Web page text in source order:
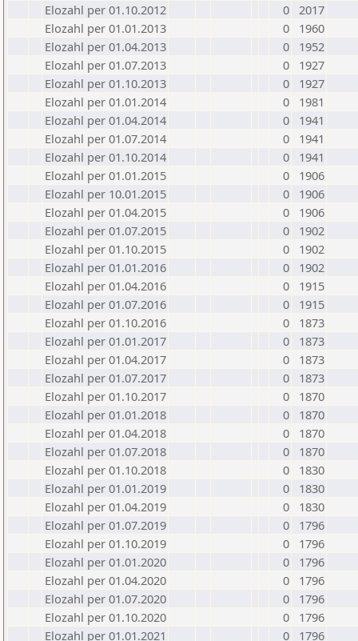
Elozahl per 01.10.2012
0 2017
Elozahl per 01.01.2013
0
1960
Elozahl per 01.04.2013
0
1952
Elozahl per 01.07.2013
0
1927
Elozahl per 01.10.2013
0
1927
Elozahl per 01.01.2014
0
1981
Elozahl per 01.04.2014
0
1941
Elozahl per 01.07.2014
0
1941
Elozahl per 01.10.2014
0
1941
Elozahl per 01.01.2015
0
1906
Elozahl per 10.01.2015
0
1906
Elozahl per 01.04.2015
0
1906
Elozahl per 01.07.2015
0
1902
Elozahl per 01.10.2015
0
1902
Elozahl per 01.01.2016
0
1902
Elozahl per 01.04.2016
0
1915
Elozahl per 01.07.2016
0
1915
Elozahl per 01.10.2016
0
1873
Elozahl per 01.01.2017
0
1873
Elozahl per 01.04.2017
0
1873
Elozahl per 01.07.2017
0
1873
Elozahl per 01.10.2017
0
1870
Elozahl per 01.01.2018
0
1870
Elozahl per 01.04.2018
0
1870
Elozahl per 01.07.2018
0
1870
Elozahl per 01.10.2018
0
1830
Elozahl per 01.01.2019
0
1830
Elozahl per 01.04.2019
0
1830
Elozahl per 01.07.2019
0
1796
Elozahl per 01.10.2019
0
1796
Elozahl per 01.01.2020
0
1796
Elozahl per 01.04.2020
0
1796
Elozahl per 01.07.2020
0
1796
Elozahl per 01.10.2020
0
1796
Elozahl per 01.01.2021
0
1796